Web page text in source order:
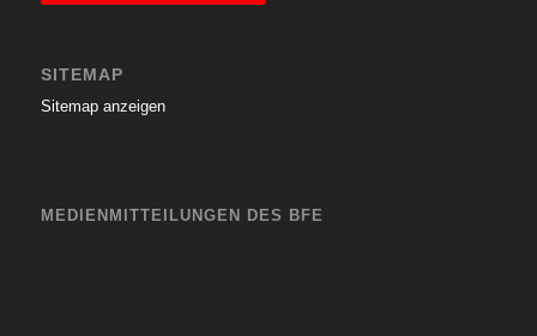
SITEMAP
Sitemap anzeigen
MEDIENMITTEILUNGEN DES BFE